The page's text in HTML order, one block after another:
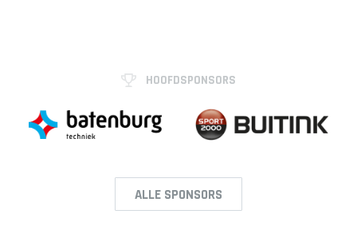
HOOFDSPONSORS
ALLE SPONSORS